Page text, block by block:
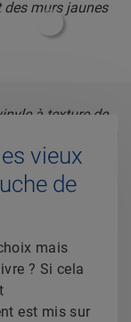
vieux
de
mais
? Si cela
est mis sur